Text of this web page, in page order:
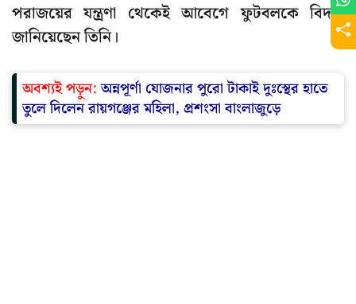
পরাজয়ের যন্ত্রণা থেকেই আবেগে ফুটবলকে বিদায়
জানিয়েছেন তিনি।
অবশ্যই পড়ুন:অন্নপূর্ণা যোজনার পুরো টাকাই দুঃস্থের হাতে
তুলে দিলেন রায়গঞ্জের মহিলা, প্রশংসা বাংলাজুড়ে